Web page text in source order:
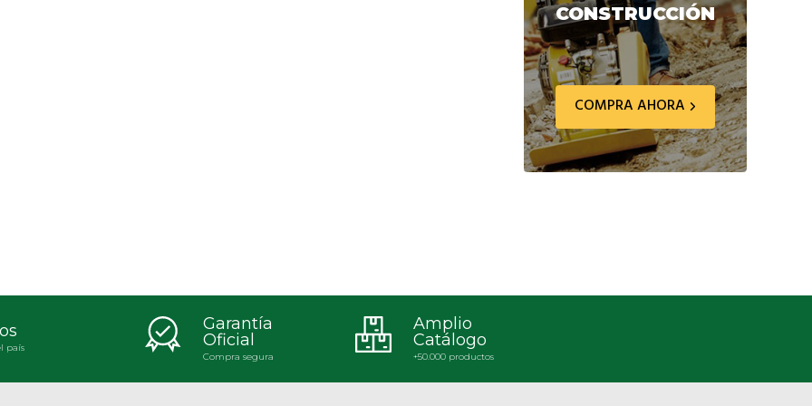
CONSTRUCCIÓN
COMPRA AHORA
país
Garantía
Oficial
Compra segura
Amplio
Catálogo
+50.000 productos